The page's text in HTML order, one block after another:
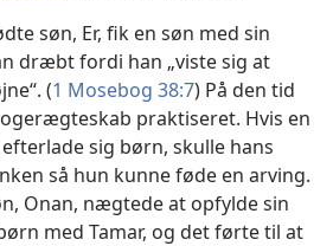
søn, Er, fik en søn med sin
dræbt fordi han „viste sig at
(1 Mosebog 38:7) På den tid
praktiseret. Hvis en
sig børn, skulle hans
så hun kunne føde en arving.
Onan, nægtede at opfylde sin
med Tamar, og det førte til at